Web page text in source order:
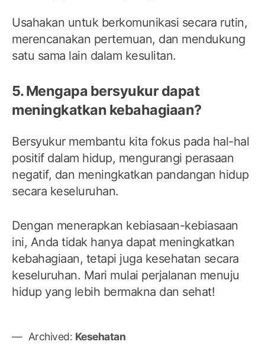
Usahakan untuk berkomunikasi secara rutin,
merencanakan pertemuan, dan mendukung
satu sama lain dalam kesulitan.
5. Mengapa bersyukur dapat
meningkatkan kebahagiaan?
Bersyukur membantu kita fokus pada hal-hal
positif dalam hidup, mengurangi perasaan
negatif, dan meningkatkan pandangan hidup
secara keseluruhan.
Dengan menerapkan kebiasaan-kebiasaan
ini, Anda tidak hanya dapat meningkatkan
kebahagiaan, tetapi juga kesehatan secara
keseluruhan. Mari mulai perjalanan menuju
hidup yang lebih bermakna dan sehat!
Archived: Kesehatan